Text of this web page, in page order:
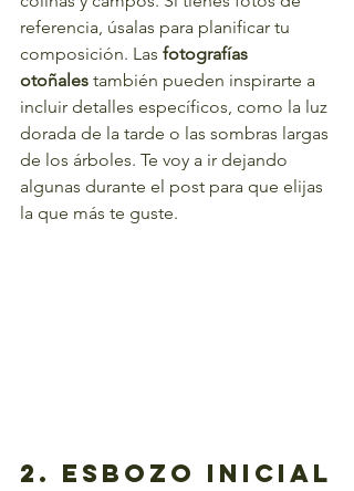
referencia, úsalas para planificar tu
composición. Las fotografías
otoñales también pueden inspirarte a
incluir detalles específicos, como la luz
dorada de la tarde o las sombras largas
de los árboles. Te voy a ir dejando
algunas durante el post para que elijas
la que más te guste.
2. Esbozo Inicial